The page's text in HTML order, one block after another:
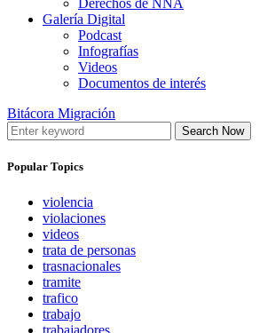
Derechos de NNA
Galería Digital
Podcast
Infografías
Videos
Documentos de interés
Bitácora Migración
Search Now
Popular Topics
violencia
violaciones
videos
trata de personas
trasnacionales
tramite
trafico
trabajo
trabajadores